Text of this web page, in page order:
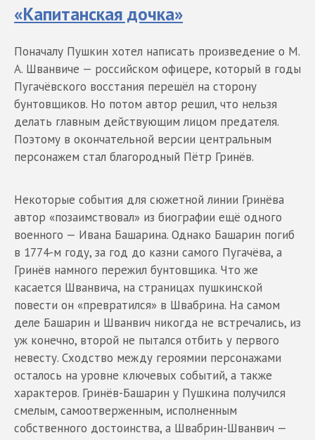
«Капитанская дочка»
Поначалу Пушкин хотел написать произведение о М.
А. Шванвиче — российском офицере, который в годы
Пугачёвского восстания перешёл на сторону
бунтовщиков. Но потом автор решил, что нельзя
делать главным действующим лицом предателя.
Поэтому в окончательной версии центральным
персонажем стал благородный Пётр Гринёв.
Некоторые события для сюжетной линии Гринёва
автор «позаимствовал» из биографии ещё одного
военного — Ивана Башарина. Однако Башарин погиб
в 1774-м году, за год до казни самого Пугачёва, а
Гринёв намного пережил бунтовщика. Что же
касается Шванвича, на страницах пушкинской
повести он «превратился» в Швабрина. На самом
деле Башарин и Шванвич никогда не встречались, из
уж конечно, второй не пытался отбить у первого
невесту. Сходство между героямии персонажами
осталось на уровне ключевых событий, а также
характеров. Гринёв-Башарин у Пушкина получился
смелым, самоотверженным, исполненным
собственного достоинства, а Швабрин-Шванвич —